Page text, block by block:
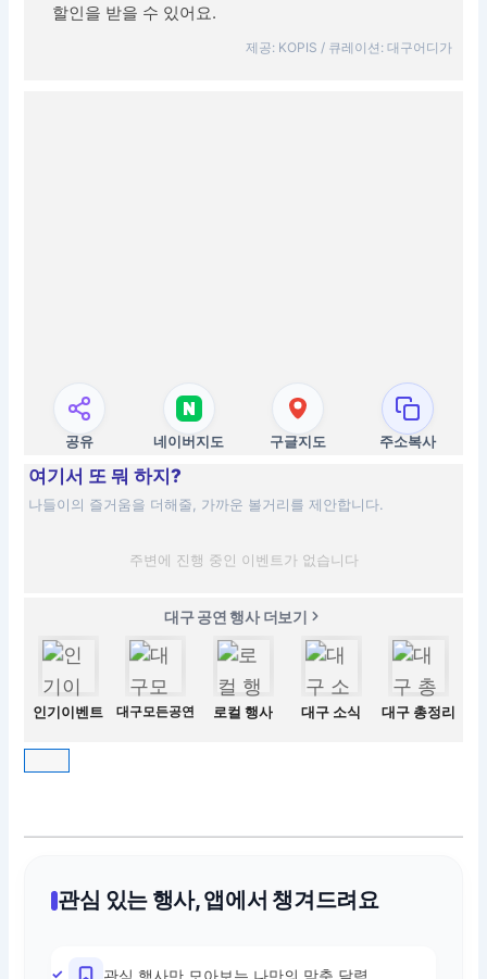
할인을 받을 수 있어요.
제공: KOPIS / 큐레이션: 대구어디가
공유 네이버지도 구글지도 주소복사
여기서 또 뭐 하지?
나들이의 즐거움을 더해줄, 가까운 볼거리를 제안합니다.
주변에 진행 중인 이벤트가 없습니다
대구 공연 행사 더보기
인기이벤트 대구모든공연 로컬 행사 대구 소식 대구 총정리
관심 있는 행사, 앱에서 챙겨드려요
관심 행사만 모아보는 나만의 맞춤 달력